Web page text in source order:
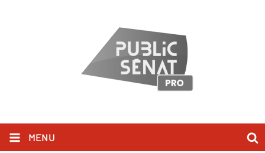
MENU
Jean-Baptiste Lemoyne_BCV.png